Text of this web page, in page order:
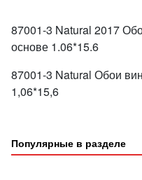
87001-3 Natural 2017
основе 1.06*15.6
87001-3 Natural Обои
1,06*15,6
Популярные в разделе